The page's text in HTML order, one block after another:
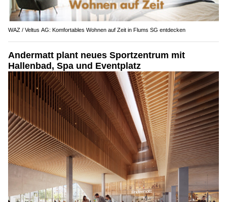
WAZ / Veltus AG: Komfortables Wohnen auf Zeit in Flums SG entdecken
Andermatt plant neues Sportzentrum mit
Hallenbad, Spa und Eventplatz